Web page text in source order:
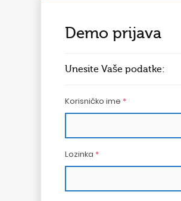
Demo prijava
Unesite Vaše podatke:
Korisničko ime *
Lozinka *